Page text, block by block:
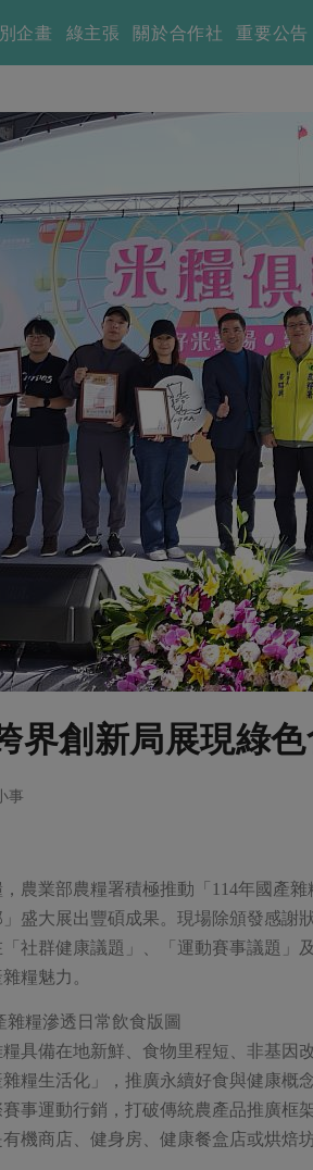
企畫 綠主張 關於合作社 重要公告
界創新局展現綠
事
農業部農糧署積極推動「114年國產
盛大展出豐碩成果。現場除頒發感
社群健康議題」、「運動賽事議題」
糧魅力。
糧滲透日常飲食版圖
具備在地新鮮、食物里程短、非基因
糧生活化」，推廣永續好食與健康概
事運動行銷，打破傳統農產品推廣框
機商店、健身房、健康餐盒店或烘焙